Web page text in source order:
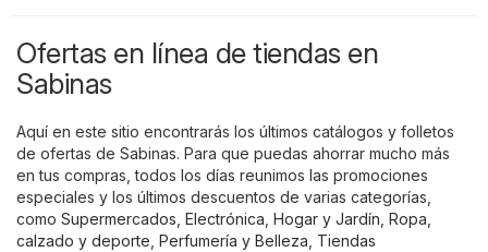
Ofertas en línea de tiendas en
Sabinas
Aquí en este sitio encontrarás los últimos catálogos y folletos
de ofertas de Sabinas. Para que puedas ahorrar mucho más
en tus compras, todos los días reunimos las promociones
especiales y los últimos descuentos de varias categorías,
como Supermercados Electrónica Hogar y Jardín Ropa,
calzado y deporte Perfumería y Belleza Tiendas